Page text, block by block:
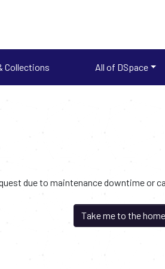
Collections All of DSpace
due to maintenance downtime or
Take me to the